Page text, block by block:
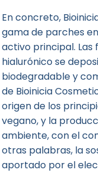
En concreto,
gama de parches
activo principal.
hialurónico se
biodegradable y
de Bioinicia
origen de los
vegano, y la
ambiente, con el
otras palabras, la
aportado por el